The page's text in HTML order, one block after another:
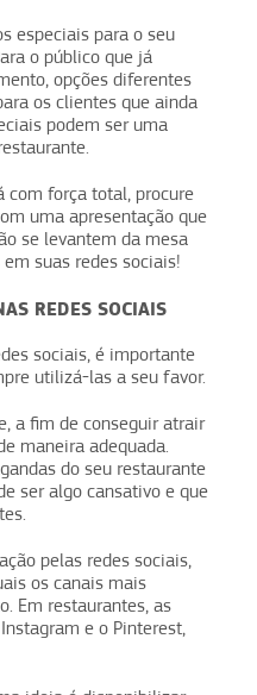
especiais para o seu
o público que já
opções diferentes
os clientes que ainda
podem ser uma
com força total, procure
uma apresentação que
se levantem da mesa
suas redes sociais!
REDES SOCIAIS
sociais, é importante
utilizá-las a seu favor.
a fim de conseguir atrair
maneira adequada.
do seu restaurante
ser algo cansativo e que
pelas redes sociais,
os canais mais
Em restaurantes, as
e o Pinterest,